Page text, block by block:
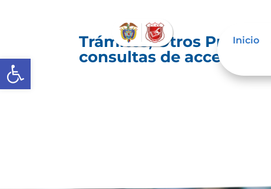
Abrir barra de herramientas
Inicio
Trámites, Otros
consultas de acceso a